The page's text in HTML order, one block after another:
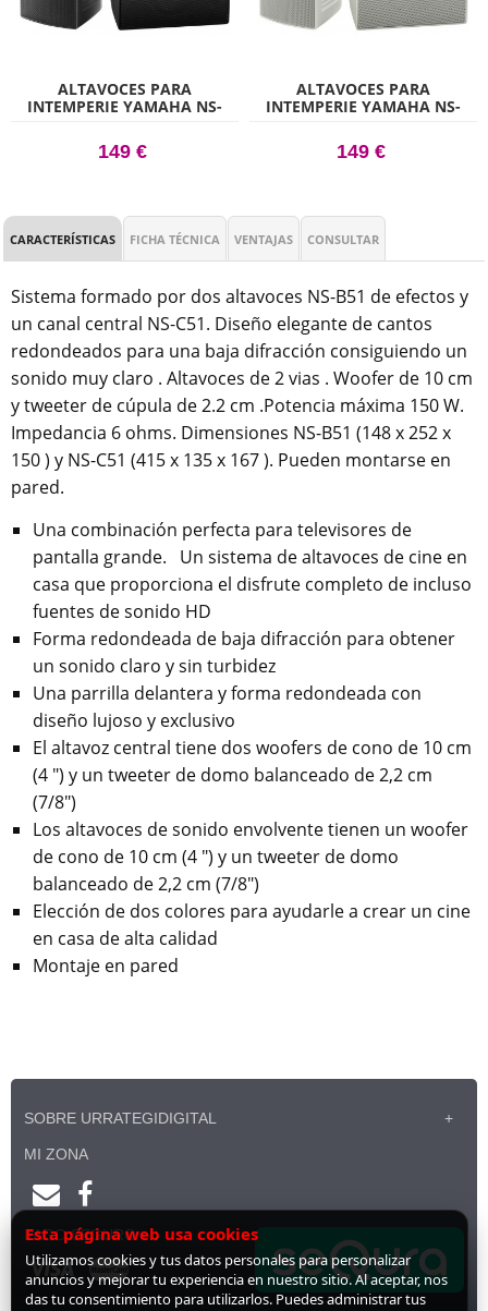
ALTAVOCES PARA
INTEMPERIE YAMAHA NS-
149 €
ALTAVOCES PARA
INTEMPERIE YAMAHA NS-
149 €
CARACTERÍSTICAS FICHA TÉCNICA VENTAJAS CONSULTAR
Sistema formado por dos altavoces NS-B51 de efectos y
un canal central NS-C51. Diseño elegante de cantos
redondeados para una baja difracción consiguiendo un
sonido muy claro . Altavoces de 2 vias . Woofer de 10 cm
y tweeter de cúpula de 2.2 cm .Potencia máxima 150 W.
Impedancia 6 ohms. Dimensiones NS-B51 (148 x 252 x
150 ) y NS-C51 (415 x 135 x 167 ). Pueden montarse en
pared.
Una combinación perfecta para televisores de
pantalla grande.
Un sistema de altavoces de cine en
casa que proporciona el disfrute completo de incluso
fuentes de sonido HD
Forma redondeada de baja difracción para obtener
un sonido claro y sin turbidez
Una parrilla delantera y forma redondeada con
diseño lujoso y exclusivo
El altavoz central tiene dos woofers de cono de 10 cm
(4 ") y un tweeter de domo balanceado de 2,2 cm
(7/8")
Los altavoces de sonido envolvente tienen un woofer
de cono de 10 cm (4 ") y un tweeter de domo
balanceado de 2,2 cm (7/8")
Elección de dos colores para ayudarle a crear un cine
en casa de alta calidad
Montaje en pared
SOBRE URRATEGIDIGITAL
MI ZONA
PAGO SEGURO
Esta página web usa cookies
Utilizamos cookies y tus datos personales para personalizar
anuncios y mejorar tu experiencia en nuestro sitio. Al aceptar, nos
das tu consentimiento para utilizarlos. Puedes administrar tus